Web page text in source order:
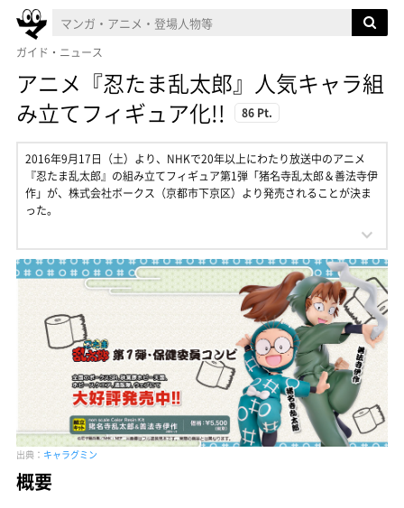
ガイド・ニュース
アニメ『忍たま乱太郎』人気キャラ組
み立てフィギュア化!!
86 Pt.
2016年9月17日（土）より、NHKで20年以上にわたり放送中のアニメ
『忍たま乱太郎』の組み立てフィギュア第1弾「猪名寺乱太郎＆善法寺伊
作」が、株式会社ボークス（京都市下京区）より発売されることが決ま
った。
出典： キャラグミン
概要